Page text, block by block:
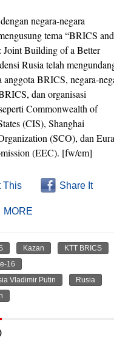
negara-negara
tema “BRICS and
Joint Building of a Better
Rusia telah
anggota BRICS, negara-
dan organisasi
Commonwealth of
(CIS), Shanghai
(SCO), dan
(EEC). [fw/em]
This Share It
MORE
Kazan
KTT BRICS
16
Vladimir Putin
Rusia